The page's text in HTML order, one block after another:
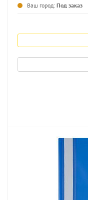
Ваш город: Под заказ